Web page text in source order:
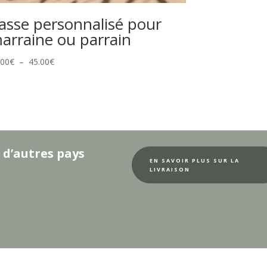
personnalisé pour
ou parrain
€ – 45.00€Plage
45.00€
pays
EN SAVOIR PLUS SUR LA
LIVRAISON